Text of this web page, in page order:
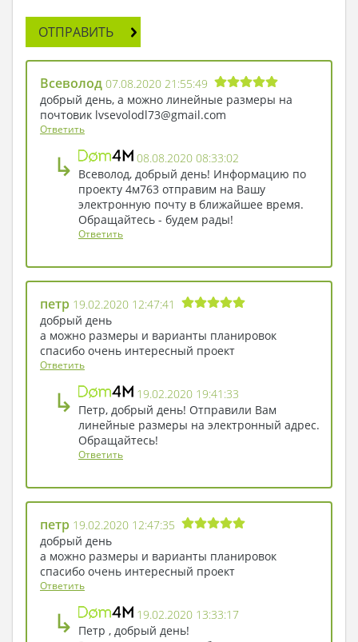
второй свет. За счет объединения пространства
первого и второго этажа в гостиной достигнут
простор, помещение стало напоминать
дворцовый зал. Панорамные окна придают
коттеджу стильный европейский вид.
Основные жилые помещения вынесены на
первый этаж. Здесь запроектировано три
небольшие спальни, в среднем по 10 квадратов
площади. Под хозяйские апартаменты выделен
второй этаж. Основную часть занимает
просторная комната для отдыха, откуда
свободно просматривается гостиная первого
ОТПРАВИТЬ
Всеволод 07.08.2020 21:55:49
добрый день, а можно линейные размеры на
почтовик lvsevolodl73@gmail.com
Ответить
↳
08.08.2020 08:33:02
Всеволод, добрый день! Информацию по
проекту 4м763 отправим на Вашу
электронную почту в ближайшее время.
Обращайтесь - будем рады!
Ответить
петр 19.02.2020 12:47:41
добрый день
а можно размеры и варианты планировок
спасибо очень интересный проект
Ответить
↳
19.02.2020 19:41:33
Петр, добрый день! Отправили Вам
линейные размеры на электронный адрес.
Обращайтесь!
Ответить
петр 19.02.2020 12:47:35
добрый день
а можно размеры и варианты планировок
спасибо очень интересный проект
Ответить
↳
19.02.2020 13:33:17
Петр , добрый день!